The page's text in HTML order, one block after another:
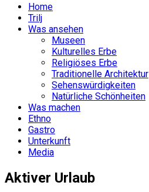
Home
Trilj
Was ansehen
Museen
Kulturelles Erbe
Religiöses Erbe
Traditionelle Architektur
Sehenswürdigkeiten
Natürliche Schönheiten
Was machen
Ethno
Gastro
Unterkunft
Media
Aktiver Urlaub